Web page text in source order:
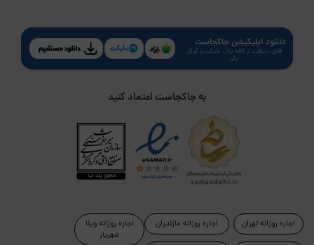
دانلود اپلیکیشن جاکجاست
قابل دریافت از کافه بازار، مایکت و گوگل
پلی
به جاکجاست اعتماد کنید
اجاره روزانه تهران اجاره روزانه مازندران
اجاره روزانه ویلا
شهریار